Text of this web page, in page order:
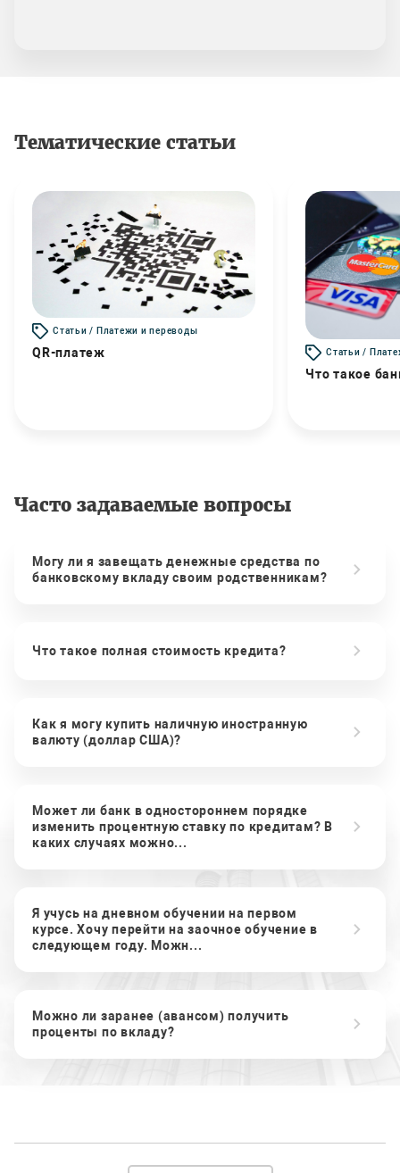
Тематические статьи
Статьи / Платежи и переводы
QR-платеж Статьи /
Что такое
Часто задаваемые вопросы
Могу ли я завещать денежные средства по
банковскому вкладу своим родственникам?
Что такое полная стоимость кредита?
Как я могу купить наличную иностранную
валюту (доллар США)?
Может ли банк в одностороннем порядке
изменить процентную ставку по кредитам? В
каких случаях можно...
Я учусь на дневном обучении на первом
курсе. Хочу перейти на заочное обучение в
следующем году. Можн...
Можно ли заранее (авансом) получить
проценты по вкладу?